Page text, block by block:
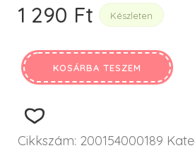
1 290 Ft Készleten
KOSÁRBA TESZEM
Cikkszám: 200154000189